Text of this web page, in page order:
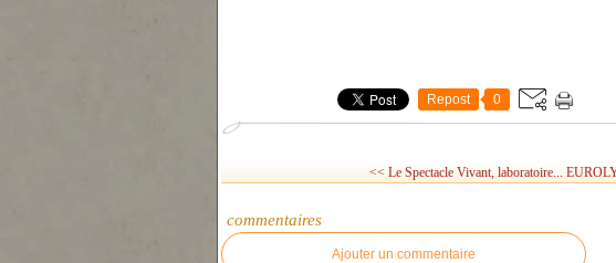
Repost 0
<< Le Spectacle Vivant, laboratoire...
commentaires
Ajouter un commentaire